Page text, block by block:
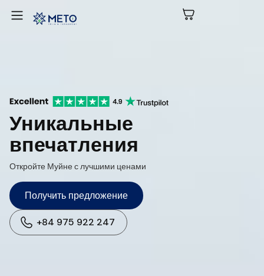
Уникальные
впечатления
Откройте Муйне с лучшими ценами
Получить предложение
+84 975 922 247